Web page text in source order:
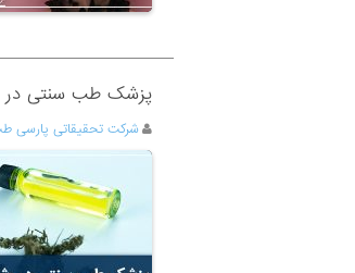
پزشک طب سنتی در
شرکت تحقیقاتی پارسی